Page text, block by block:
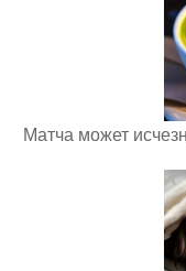
Матча может